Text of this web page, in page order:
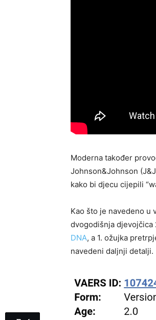
Moderna također
Johnson&Johnson
kako bi djecu cijepili
Kao što je navedeno u
dvogodišnja
DNA, a 1. ožujka
navedeni daljnji detalji.